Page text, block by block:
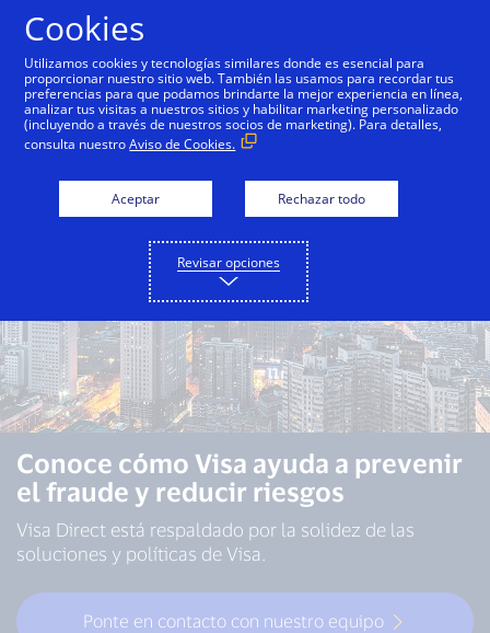
Descripción general Capacidades Casos de uso
Conoce cómo Visa ayuda a prevenir
el fraude y reducir riesgos
Visa Direct está respaldado por la solidez de las
soluciones y políticas de Visa.
Ponte en contacto con nuestro equipo
Cookies
Utilizamos cookies y tecnologías similares donde es esencial para
proporcionar nuestro sitio web. También las usamos para recordar tus
preferencias para que podamos brindarte la mejor experiencia en línea,
analizar tus visitas a nuestros sitios y habilitar marketing personalizado
(incluyendo a través de nuestros socios de marketing). Para detalles,
consulta nuestroAviso de Cookies.
Aceptar Rechazar todo
Revisar opciones